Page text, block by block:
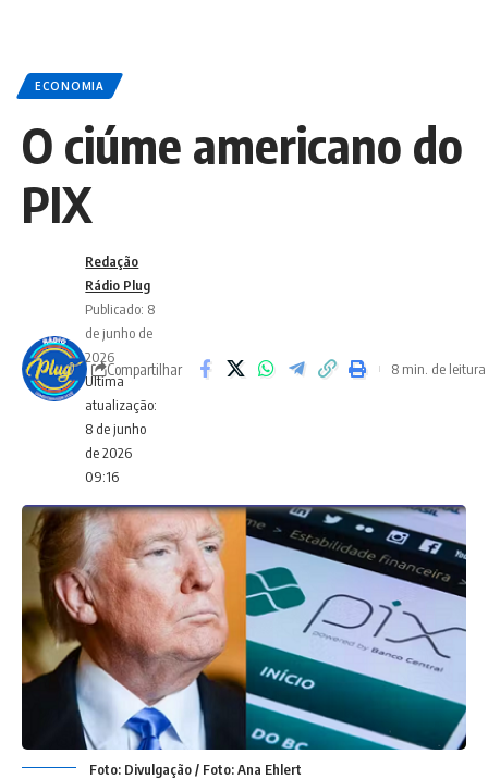
ECONOMIA
O ciúme americano do
PIX
Ultima
atualização:
8 de junho
de 2026
09:16
Redação
Rádio Plug
Publicado: 8
de junho de
2026
Compartilhar 8 min. de leitura
Foto: Divulgação / Foto: Ana Ehlert